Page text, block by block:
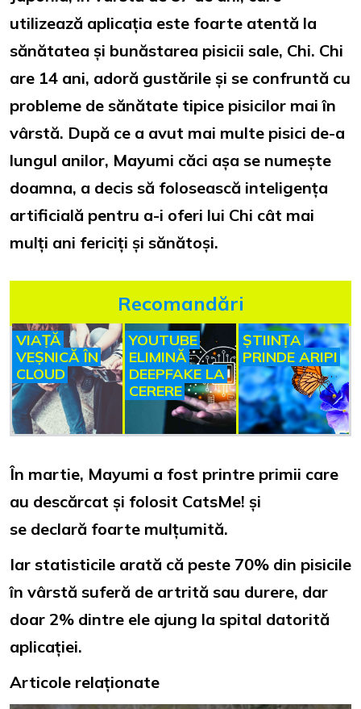
utilizează aplicația este foarte atentă la
sănătatea și bunăstarea pisicii sale, Chi. Chi
are 14 ani, adoră gustările și se confruntă cu
probleme de sănătate tipice pisicilor mai în
vârstă. După ce a avut mai multe pisici de-a
lungul anilor, Mayumi căci așa se numește
doamna, a decis să folosească inteligența
artificială pentru a-i oferi lui Chi cât mai
mulți ani fericiți și sănătoși.
Recomandări
VIAȚĂ
VEȘNICĂ ÎN
CLOUD
YOUTUBE
ELIMINĂ
DEEPFAKE LA
CERERE
ȘTIINȚA
PRINDE ARIPI
În martie, Mayumi a fost printre primii care
au descărcat și folosit CatsMe! și
se declară foarte mulțumită.
Iar statisticile arată că peste 70% din pisicile
în vârstă suferă de artrită sau durere, dar
doar 2% dintre ele ajung la spital datorită
aplicației.
Articole relaționate